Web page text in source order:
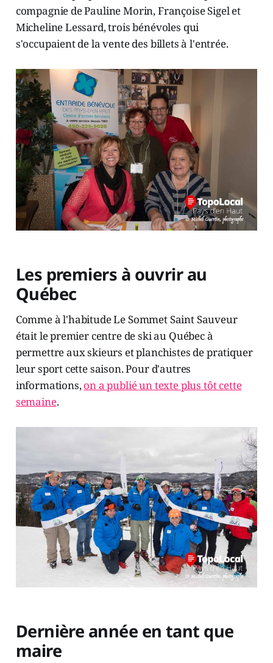
compagnie de Pauline Morin, Françoise Sigel et
Micheline Lessard, trois bénévoles qui
s'occupaient de la vente des billets à l'entrée.
Les premiers à ouvrir au
Québec
Comme à l'habitude Le Sommet Saint Sauveur
était le premier centre de ski au Québec à
permettre aux skieurs et planchistes de pratiquer
leur sport cette saison. Pour d'autres
informations,on a publié un texte plus tôt cette
semaine.
Dernière année en tant que
maire